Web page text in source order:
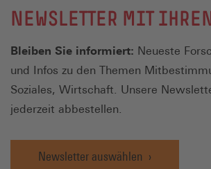
NEWSLETTER MIT
Bleiben Sie informiert: Neueste
und Infos zu den Themen
Soziales, Wirtschaft. Unsere
jederzeit abbestellen.
Newsletter auswählen